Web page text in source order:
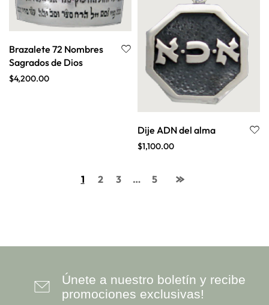
Brazalete 72 Nombres
Sagrados de Dios
$4,200.00
Dije ADN del alma
$1,100.00
1 2 3 … 5
Únete a nuestro boletín y recibe
promociones exclusivas!